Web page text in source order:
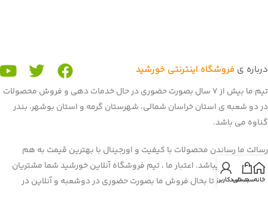
درباره ی فروشگاه اینترنتی خورشید
تیم ما بیش از 7 سال بصورت حضوری در حال خدمات دهی و فروش محصولات
در دو شعبه ی استان خراسان شمالی، شهرستان گرمه و استان بوشهر، بندر
گناوه می باشد.
رسالت ما رساندن محصولات با کیفیت و اورجینال با بهترین قیمت به هم
میهنان عزیز میباشد. اعتبار ما ، تیم فروشگاه آنلاین خورشید شما مشتریان
عزیز می باشید. تا بحال فروش ما بصورت حضوری در دوشعبه و آنلاین در
خانهسبد خرید
حساب کاربری من